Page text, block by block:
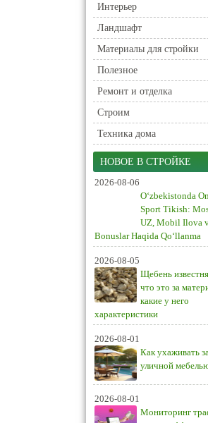
Интерьер
Ландшафт
Материалы для стройки
Полезное
Ремонт и отделка
Строим
Техника дома
НОВОЕ В СТРОЙКЕ
2026-08-06
O‘zbekistonda
Sport Tikish:
UZ, Mobil Ilova
Bonuslar Haqida Qo‘llanma
2026-08-05
Щебень
что это за
какие у него
характеристики
2026-08-01
Как ухаживать
уличной
2026-08-01
Мониторинг